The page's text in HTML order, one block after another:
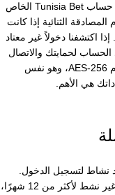
أنت مسؤول بنسبة 100% عن تسجيل الدخول إلى حساب Tunisia Bet الخاص
الثنائية إذا كانت
اكتشفنا دخولاً غير معتاد
لحمايتك والاتصال
بك على الفور. نقوم بتشفير جميع البيانات باستخدام AES-256، وهو نفس
هي الأهم.
من عدم وجود نشاط لتسجيل الدخول.
ستتلقى تذكيرات قبل حدوث ذلك. إذا ظل الرصيد غير نشط لأكثر من 12 شهرًا،